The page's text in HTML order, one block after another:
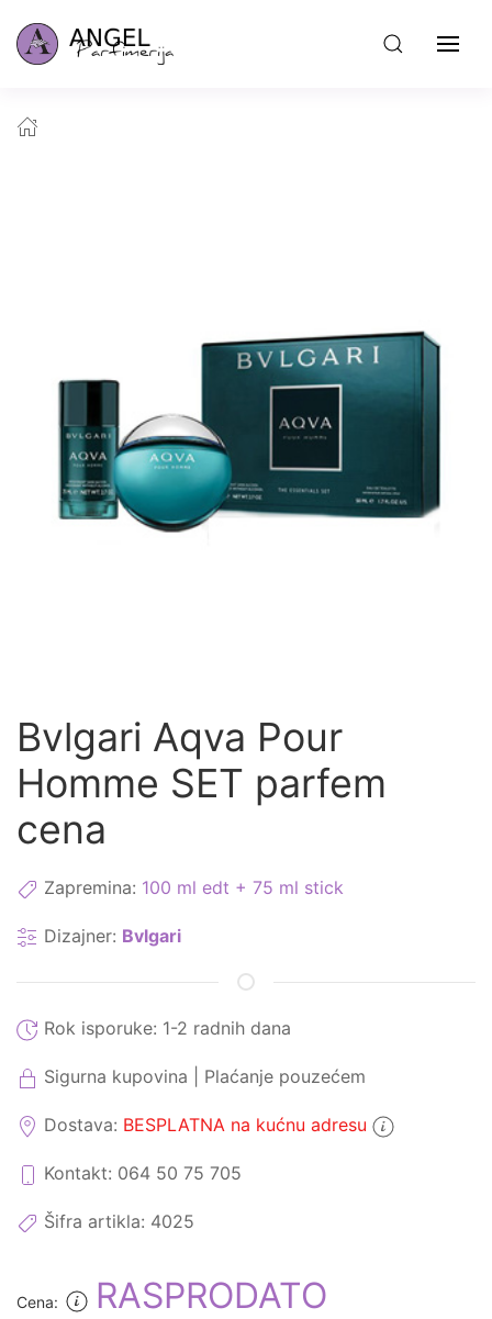
Bvlgari Aqva Pour
Homme SET parfem
cena
Zapremina: 100 ml edt + 75 ml stick
Dizajner: Bvlgari
Rok isporuke: 1-2 radnih dana
Sigurna kupovina | Plaćanje pouzećem
Dostava: BESPLATNA na kućnu adresu
Kontakt: 064 50 75 705
Šifra artikla: 4025
Cena: RASPRODATO